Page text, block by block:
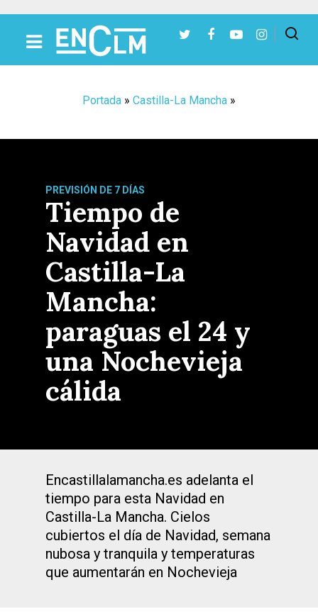
Portada » Castilla-La Mancha »
PREVISIÓN DE 7 DÍAS
Tiempo de
Navidad en
Castilla-La
Mancha:
paraguas el 24 y
una Nochevieja
cálida
Encastillalamancha.es adelanta el
tiempo para esta Navidad en
Castilla-La Mancha. Cielos
cubiertos el día de Navidad, semana
nubosa y tranquila y temperaturas
que aumentarán en Nochevieja